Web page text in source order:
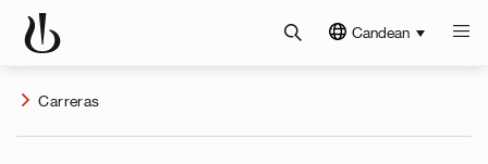
Candean
Carreras